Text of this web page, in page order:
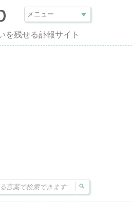
を残せる訃報サイト